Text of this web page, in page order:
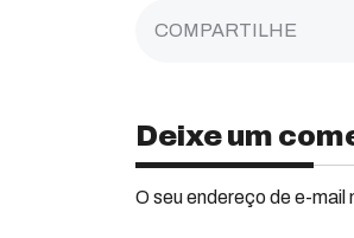
COMPARTILHE
Deixe um
O seu endereço de e-